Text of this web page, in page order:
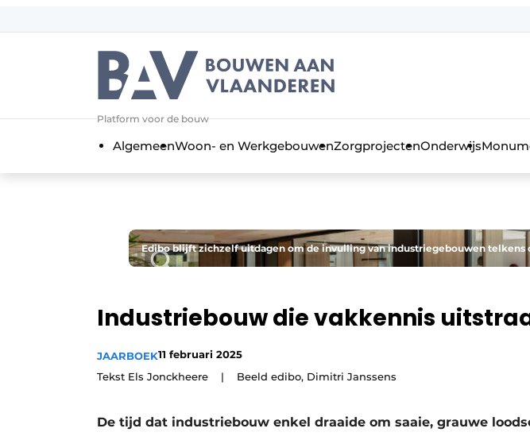
Aanmelden
Algemene voorwaarden
Bedrijven
Jaarboek
Meest gelezen
Podcasts
Privacy / Cookie statement
Vacature aanmelden
Video’s
Platform voor de bouw
AlgemeenWoon- en WerkgebouwenZorgprojectenOnderwijs
Edibo blijft zichzelf uitdagen om de invulling van industriegebouwen telkens
Industriebouw die vakkennis
JAARBOEK11 februari 2025
Tekst Els Jonckheere | Beeld edibo, Dimitri Janssens
De tijd dat industriebouw enkel draaide om saaie, grauwe